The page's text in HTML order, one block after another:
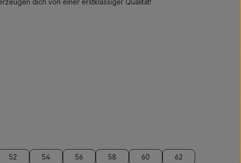
52 54 56 58 60
62